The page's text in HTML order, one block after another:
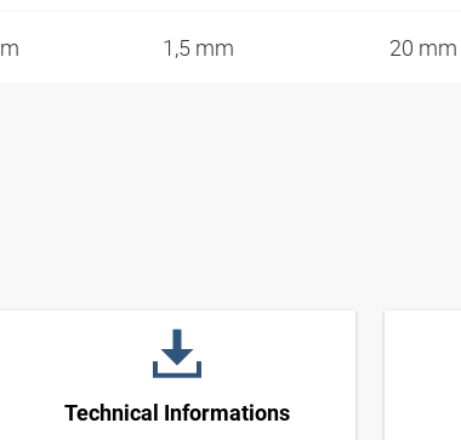
1,5 mm 20 mm
Technical Informations